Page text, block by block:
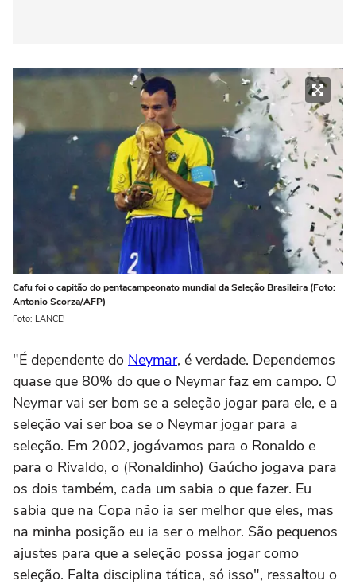
Cafu foi o capitão do pentacampeonato mundial da Seleção Brasileira (Foto:
Antonio Scorza/AFP)
Foto: LANCE!
"É dependente do Neymar, é verdade. Dependemos
quase que 80% do que o Neymar faz em campo. O
Neymar vai ser bom se a seleção jogar para ele, e a
seleção vai ser boa se o Neymar jogar para a
seleção. Em 2002, jogávamos para o Ronaldo e
para o Rivaldo, o (Ronaldinho) Gaúcho jogava para
os dois também, cada um sabia o que fazer. Eu
sabia que na Copa não ia ser melhor que eles, mas
na minha posição eu ia ser o melhor. São pequenos
ajustes para que a seleção possa jogar como
seleção. Falta disciplina tática, só isso", ressaltou o